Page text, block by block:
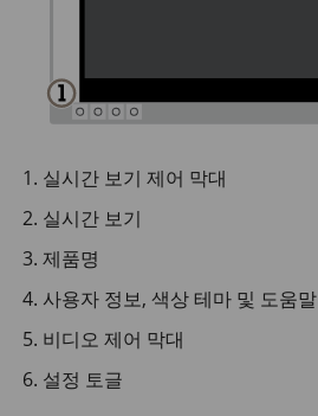
실시간 보기 제어 막대
실시간 보기
제품명
사용자 정보, 색상 테마 및 도움말
비디오 제어 막대
설정 토글